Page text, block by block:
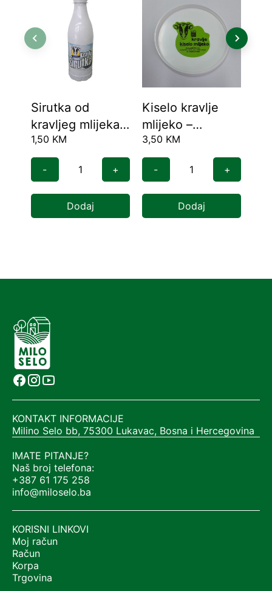
Sirutka od
kravljeg mlijeka 1
l1,50 KM
- +
Dodaj
Kiselo kravlje
mlijeko –
3,50 KM
- +
Dodaj
KONTAKT INFORMACIJE
Milino Selo bb, 75300 Lukavac, Bosna i Hercegovina
IMATE PITANJE?
Naš broj telefona:
+387 61 175 258
info@miloselo.ba
KORISNI LINKOVI
Moj račun
Račun
Korpa
Trgovina